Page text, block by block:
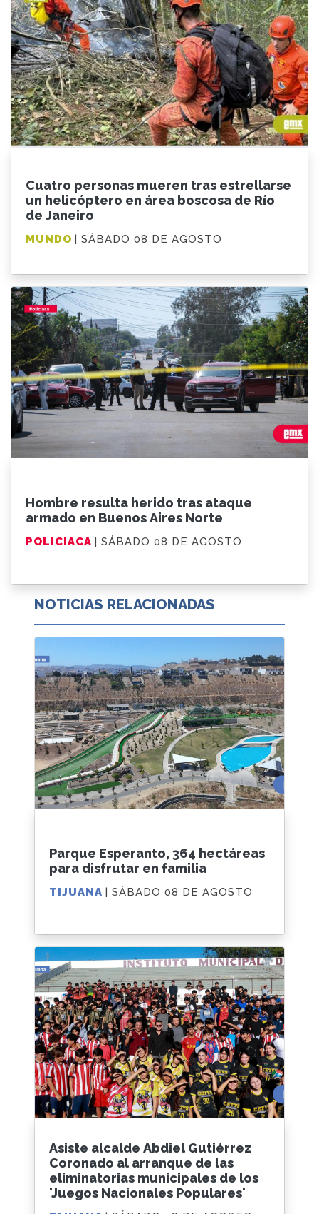
Cuatro personas mueren tras estrellarse
un helicóptero en área boscosa de Río
de Janeiro
MUNDO | SÁBADO 08 DE AGOSTO
Hombre resulta herido tras ataque
armado en Buenos Aires Norte
POLICIACA | SÁBADO 08 DE AGOSTO
NOTICIAS RELACIONADAS
Parque Esperanto, 364 hectáreas
para disfrutar en familia
TIJUANA | SÁBADO 08 DE AGOSTO
Asiste alcalde Abdiel Gutiérrez
Coronado al arranque de las
eliminatorias municipales de los
'Juegos Nacionales Populares'